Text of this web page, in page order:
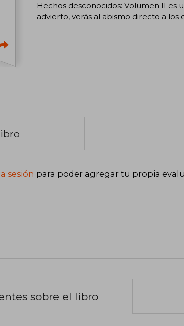
Hechos desconocidos: Volumen II
advierto, verás al abismo directo a los
sesión para poder agregar tu propia
sobre el libro